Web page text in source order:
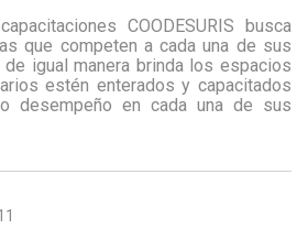
COODESURIS busca
que competen a cada una de sus
de igual manera brinda los espacios
estén enterados y capacitados
desempeño en cada una de sus